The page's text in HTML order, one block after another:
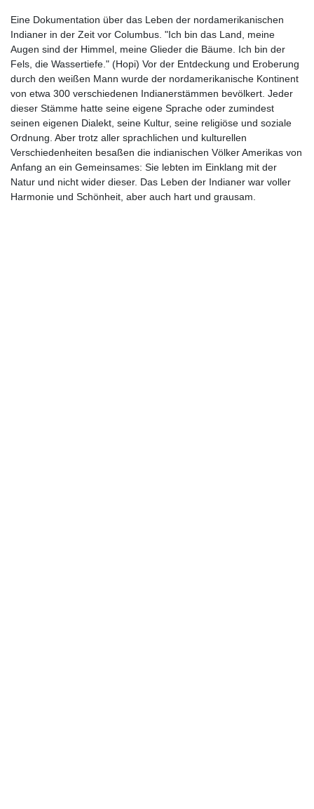
Eine Dokumentation über das Leben der nordamerikanischen
Indianer in der Zeit vor Columbus. "Ich bin das Land, meine
Augen sind der Himmel, meine Glieder die Bäume. Ich bin der
Fels, die Wassertiefe." (Hopi) Vor der Entdeckung und Eroberung
durch den weißen Mann wurde der nordamerikanische Kontinent
von etwa 300 verschiedenen Indianerstämmen bevölkert. Jeder
dieser Stämme hatte seine eigene Sprache oder zumindest
seinen eigenen Dialekt, seine Kultur, seine religiöse und soziale
Ordnung. Aber trotz aller sprachlichen und kulturellen
Verschiedenheiten besaßen die indianischen Völker Amerikas von
Anfang an ein Gemeinsames: Sie lebten im Einklang mit der
Natur und nicht wider dieser. Das Leben der Indianer war voller
Harmonie und Schönheit, aber auch hart und grausam.